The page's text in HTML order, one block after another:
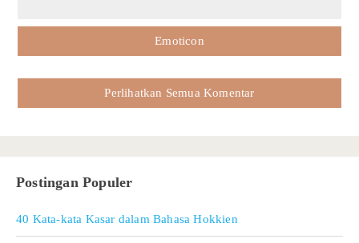
Emoticon
Perlihatkan Semua Komentar
Postingan Populer
40 Kata-kata Kasar dalam Bahasa Hokkien